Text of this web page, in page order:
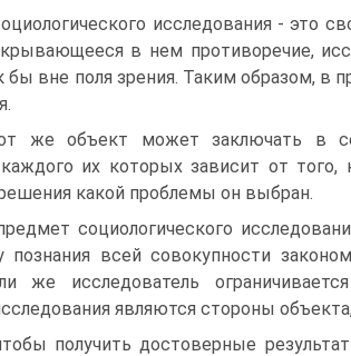
исследования - это
в нем противоречие,
бы вне поля зрения. Таким образом,
же объект может заключать в
их которых зависит от
какой проблемы он выбран.
социологического
познания всей совокупности
же исследователь
являются стороны
получить достоверные